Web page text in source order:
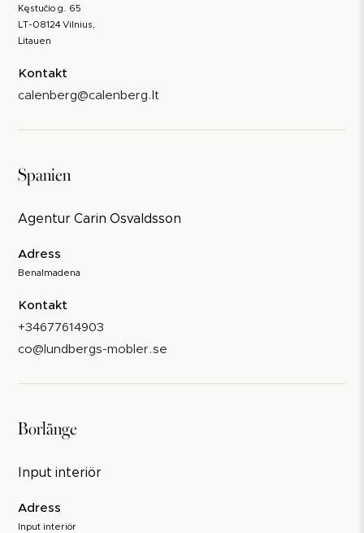
Kęstučio g. 65
LT-08124 Vilnius,
Litauen
Kontakt
calenberg@calenberg.lt
Spanien
Agentur Carin Osvaldsson
Adress
Benalmadena
Kontakt
+34677614903
co@lundbergs-mobler.se
Borlänge
Input interiör
Adress
Input interiör